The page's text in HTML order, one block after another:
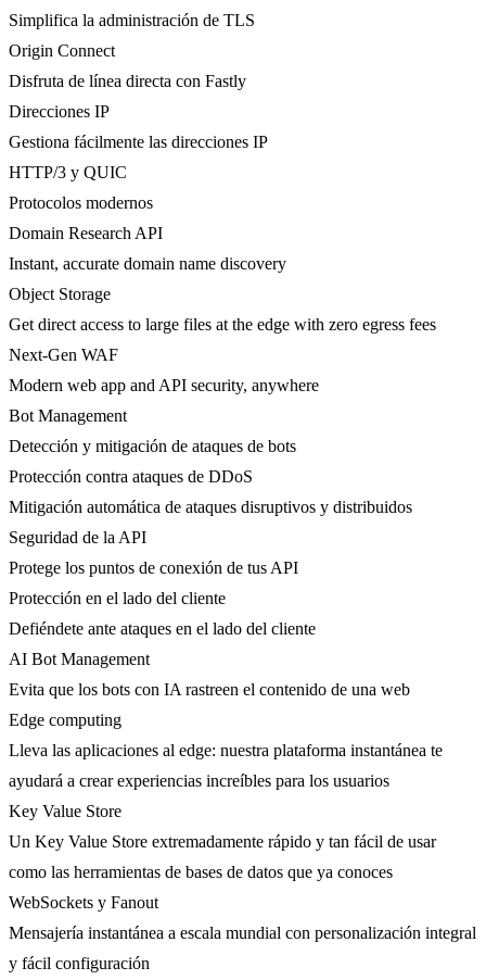
Simplifica la administración de TLS
Origin Connect
Disfruta de línea directa con Fastly
Direcciones IP
Gestiona fácilmente las direcciones IP
HTTP/3 y QUIC
Protocolos modernos
Domain Research API
Instant, accurate domain name discovery
Object Storage
Get direct access to large files at the edge with zero egress fees
Next-Gen WAF
Modern web app and API security, anywhere
Bot Management
Detección y mitigación de ataques de bots
Protección contra ataques de DDoS
Mitigación automática de ataques disruptivos y distribuidos
Seguridad de la API
Protege los puntos de conexión de tus API
Protección en el lado del cliente
Defiéndete ante ataques en el lado del cliente
AI Bot Management
Evita que los bots con IA rastreen el contenido de una web
Edge computing
Lleva las aplicaciones al edge: nuestra plataforma instantánea te
ayudará a crear experiencias increíbles para los usuarios
Key Value Store
Un Key Value Store extremadamente rápido y tan fácil de usar
como las herramientas de bases de datos que ya conoces
WebSockets y Fanout
Mensajería instantánea a escala mundial con personalización integral
y fácil configuración